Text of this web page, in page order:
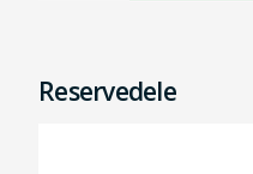
Reservedele